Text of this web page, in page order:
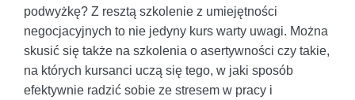
podwyżkę? Z resztą szkolenie z umiejętności
negocjacyjnych to nie jedyny kurs warty uwagi. Można
skusić się także na szkolenia o asertywności czy takie,
na których kursanci uczą się tego, w jaki sposób
efektywnie radzić sobie ze stresem w pracy i